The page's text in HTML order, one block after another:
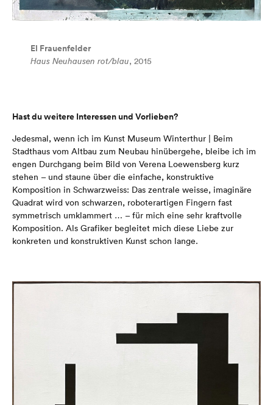
El Frauenfelder
Haus Neuhausen rot/blau, 2015
Hast du weitere Interessen und Vorlieben?
Jedesmal, wenn ich im Kunst Museum Winterthur | Beim
Stadthaus vom Altbau zum Neubau hinübergehe, bleibe ich im
engen Durchgang beim Bild von Verena Loewensberg kurz
stehen – und staune über die einfache, konstruktive
Komposition in Schwarzweiss: Das zentrale weisse, imaginäre
Quadrat wird von schwarzen, roboterartigen Fingern fast
symmetrisch umklammert … – für mich eine sehr kraftvolle
Komposition. Als Grafiker begleitet mich diese Liebe zur
konkreten und konstruktiven Kunst schon lange.